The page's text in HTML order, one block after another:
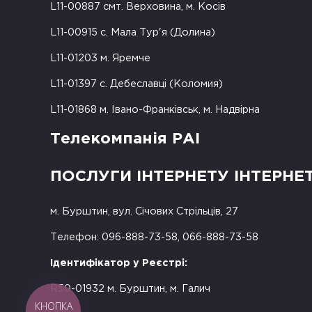
L11-00887 смт. Верховина, м. Косів
L11-00915 с. Мала Тур'я (Долина)
L11-01203 м. Яремче
L11-01397 с. Дебеславці (Коломия)
L11-01868 м. Івано-Франківськ, м. Надвірна
Телекомпанія РАІ
ПОСЛУГИ ІНТЕРНЕТУ
м. Бурштин, вул. Січових Стрільців, 27
Телефон: 096-888-73-58, 066-888-73-58
Ідентифікатор у Реєстрі:
R50-01932 м. Бурштин, м. Галич
КНОПКА